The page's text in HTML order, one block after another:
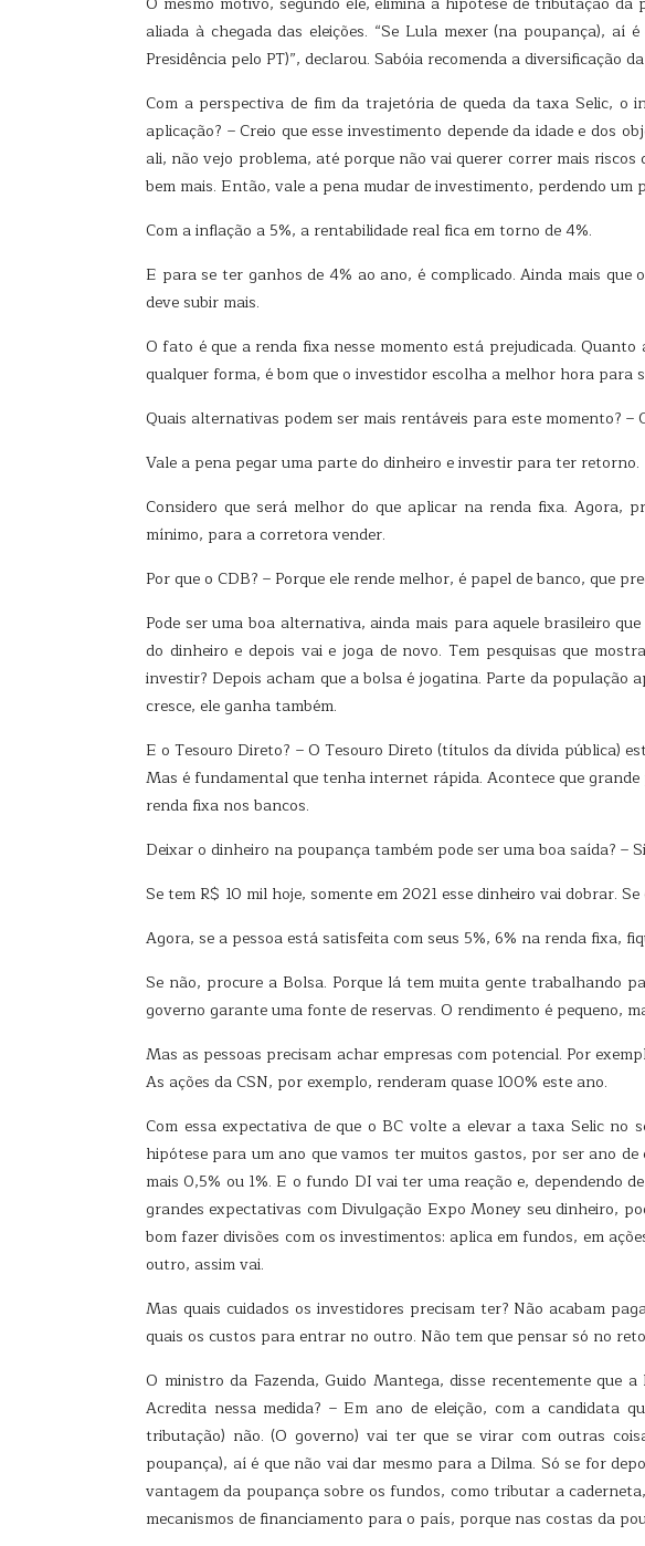
aliada à chegada das eleições. “Se Lula mexer (na poupança),
Presidência pelo PT)”, declarou. Sabóia recomenda a
Com a perspectiva de fim da trajetória de queda da taxa Selic,
aplicação? – Creio que esse investimento depende da idade e dos
ali, não vejo problema, até porque não vai querer correr mais
bem mais. Então, vale a pena mudar de investimento, perdendo
Com a inflação a 5%, a rentabilidade real fica em torno de 4%.
E para se ter ganhos de 4% ao ano, é complicado. Ainda mais
deve subir mais.
O fato é que a renda fixa nesse momento está prejudicada.
qualquer forma, é bom que o investidor escolha a melhor hora para
Quais alternativas podem ser mais rentáveis para este momento?
Vale a pena pegar uma parte do dinheiro e investir para ter retorno.
Considero que será melhor do que aplicar na renda fixa. Agora,
mínimo, para a corretora vender.
Por que o CDB? – Porque ele rende melhor, é papel de banco, que
Pode ser uma boa alternativa, ainda mais para aquele brasileiro
do dinheiro e depois vai e joga de novo. Tem pesquisas que
investir? Depois acham que a bolsa é jogatina. Parte da população
cresce, ele ganha também.
E o Tesouro Direto? – O Tesouro Direto (títulos da dívida pública)
Mas é fundamental que tenha internet rápida. Acontece que
renda fixa nos bancos.
Deixar o dinheiro na poupança também pode ser uma boa saída?
Se tem R$ 10 mil hoje, somente em 2021 esse dinheiro vai dobrar.
Agora, se a pessoa está satisfeita com seus 5%, 6% na renda fixa,
Se não, procure a Bolsa. Porque lá tem muita gente trabalhando
governo garante uma fonte de reservas. O rendimento é pequeno,
Mas as pessoas precisam achar empresas com potencial. Por
As ações da CSN, por exemplo, renderam quase 100% este ano.
Com essa expectativa de que o BC volte a elevar a taxa Selic
hipótese para um ano que vamos ter muitos gastos, por ser ano
mais 0,5% ou 1%. E o fundo DI vai ter uma reação e, dependendo
grandes expectativas com Divulgação Expo Money seu dinheiro,
bom fazer divisões com os investimentos: aplica em fundos, em
outro, assim vai.
Mas quais cuidados os investidores precisam ter? Não acabam
quais os custos para entrar no outro. Não tem que pensar só no
O ministro da Fazenda, Guido Mantega, disse recentemente
Acredita nessa medida? – Em ano de eleição, com a candidata
tributação) não. (O governo) vai ter que se virar com outras
poupança), aí é que não vai dar mesmo para a Dilma. Só se for
vantagem da poupança sobre os fundos, como tributar a
mecanismos de financiamento para o país, porque nas costas da